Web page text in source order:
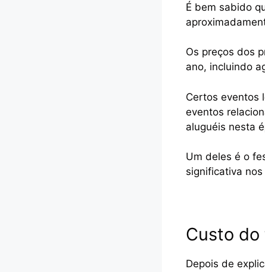
É bem sabido
Os preços dos
ano, incluindo
Certos eventos
eventos
aluguéis nesta
Um deles é o
significativa
Custo do
Depois de